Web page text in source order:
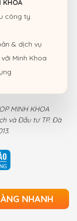
NHANH
KHOA
công ty
& dịch vụ
Minh Khoa
MINH KHOA
và Đầu tư TP. Đà